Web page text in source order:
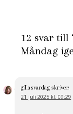
12 svar till
Måndag
gillasvardag skriver:
21 juli 2025 kl. 09:29